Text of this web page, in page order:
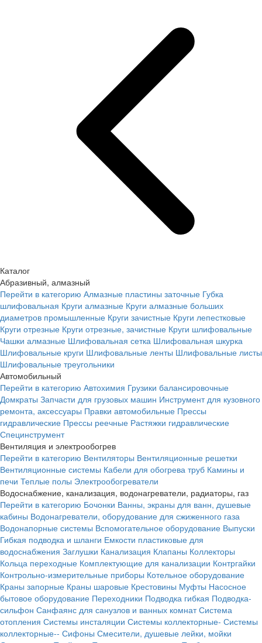
Каталог
Абразивный, алмазный
Перейти в категорию Алмазные пластины заточные Губка
шлифовальная Круги алмазные Круги алмазные больших
диаметров промышленные Круги зачистные Круги лепестковые
Круги отрезные Круги отрезные, зачистные Круги шлифовальные
Чашки алмазные Шлифовальная сетка Шлифовальная шкурка
Шлифовальные круги Шлифовальные ленты Шлифовальные листы
Шлифовальные треугольники
Автомобильный
Перейти в категорию Автохимия Грузики балансировочные
Домкраты Запчасти для грузовых машин Инструмент для кузовного
ремонта, аксессуары Правки автомобильные Прессы
гидравлические Прессы реечные Растяжки гидравлические
Специнструмент
Вентиляция и электрообогрев
Перейти в категорию Вентиляторы Вентиляционные решетки
Вентиляционные системы Кабели для обогрева труб Камины и
печи Теплые полы Электрообогреватели
Водоснабжение, канализация, водонагреватели, радиаторы, газ
Перейти в категорию Бочонки Ванны, экраны для ванн, душевые
кабины Водонагреватели, оборудование для сжиженного газа
Водонапорные системы Вспомогательное оборудование Выпуски
Гибкая подводка и шланги Емкости пластиковые для
водоснабжения Заглушки Канализация Клапаны Коллекторы
Кольца переходные Комплектующие для канализации Контргайки
Контрольно-измерительные приборы Котельное оборудование
Краны запорные Краны шаровые Крестовины Муфты Насосное
бытовое оборудование Переходники Подводка гибкая Подводка-
сильфон Санфаянс для санузлов и ванных комнат Система
отопления Системы инсталяции Системы коллекторные- Системы
коллекторные-- Сифоны Смесители, душевые лейки, мойки